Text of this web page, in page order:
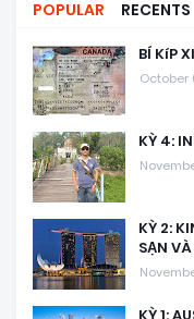
POPULAR RECENTS
BÍ KíP
October
KỲ 4:
KỲ 2:
SẠN
KỲ 1: